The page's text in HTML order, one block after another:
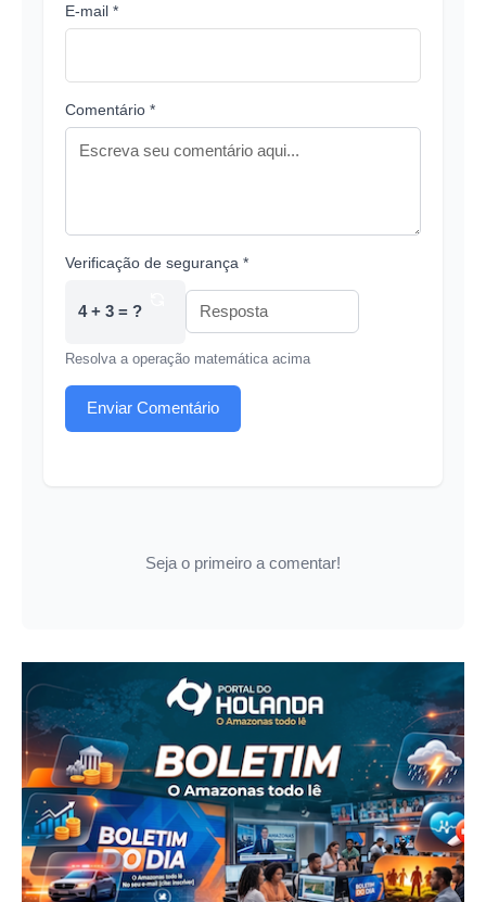
E-mail *
Comentário *
Verificação de segurança *
4 + 3 = ?
Resolva a operação matemática acima
Enviar Comentário
Seja o primeiro a comentar!